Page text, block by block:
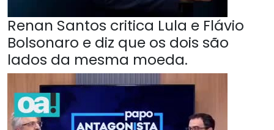
Renan Santos critica Lula e Flávio
Bolsonaro e diz que os dois são
lados da mesma moeda.